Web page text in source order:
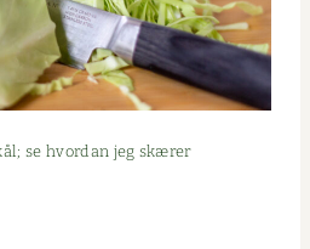
se hvor­dan jeg skær­er